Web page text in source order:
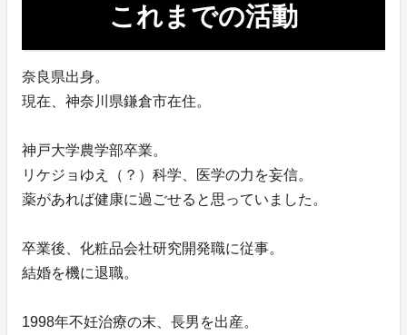
これまでの活動
奈良県出身。
現在、神奈川県鎌倉市在住。
神戸大学農学部卒業。
リケジョゆえ（？）科学、医学の力を妄信。
薬があれば健康に過ごせると思っていました。
卒業後、化粧品会社研究開発職に従事。
結婚を機に退職。
1998年不妊治療の末、長男を出産。